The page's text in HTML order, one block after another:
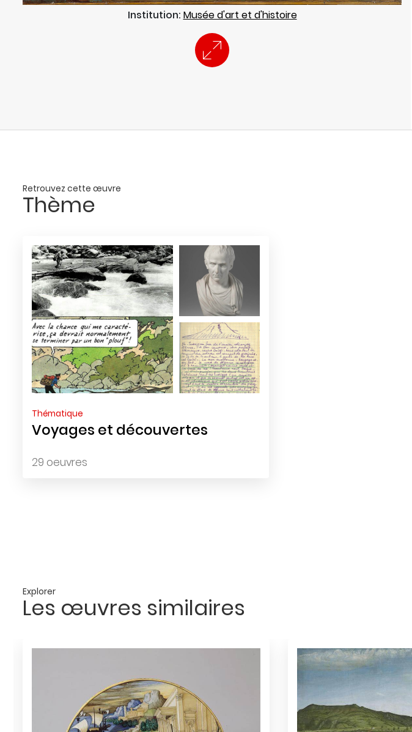
Institution: Musée d'art et d'histoire
Retrouvez cette œuvre
Thème
Thématique
Voyages et découvertes
29 oeuvres
Explorer
Les œuvres similaires